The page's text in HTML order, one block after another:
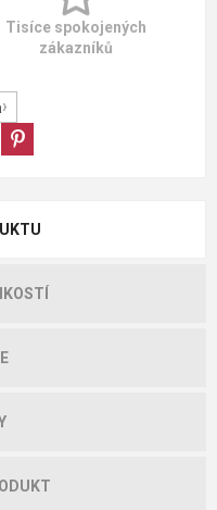
Tisíce spokojených
zákazníků